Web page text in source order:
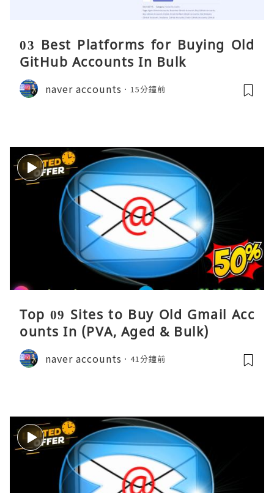
03 Best Platforms for Buying Old
GitHub Accounts In Bulk
naver accounts 15分鐘前
Top 09 Sites to Buy Old Gmail Acc
ounts In (PVA, Aged & Bulk)
naver accounts 41分鐘前